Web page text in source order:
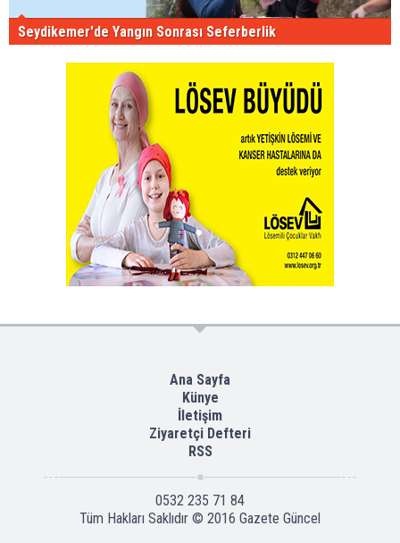
Seydikemer'de Yangın Sonrası Seferberlik
Ana Sayfa
Künye
İletişim
Ziyaretçi Defteri
RSS
0532 235 71 84
Tüm Hakları Saklıdır © 2016 Gazete Güncel